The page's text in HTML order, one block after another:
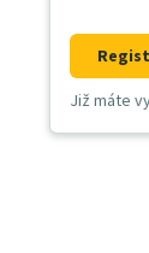
Již máte